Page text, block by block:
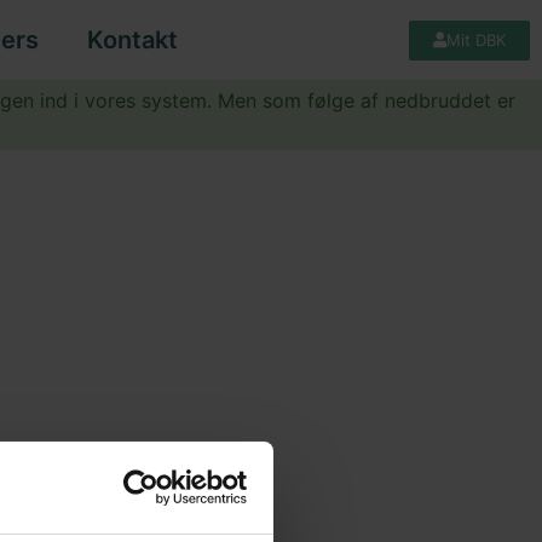
Kontakt Mit DBK
ind i vores system. Men som følge af nedbruddet er